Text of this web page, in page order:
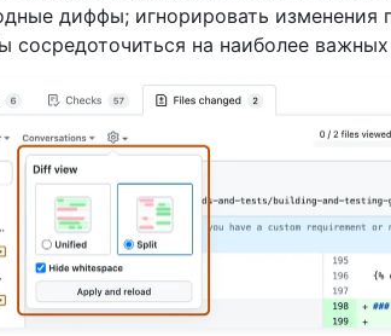
диффы; игнорировать изменения
сосредоточиться на наиболее